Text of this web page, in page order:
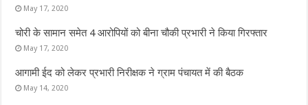
May 17, 2020
चोरी के सामान समेत 4 आरोपियों को बीना चौकी प्रभारी ने किया गिरफ्तार
May 17, 2020
आगामी ईद को लेकर प्रभारी निरीक्षक ने ग्राम पंचायत में की बैठक
May 14, 2020